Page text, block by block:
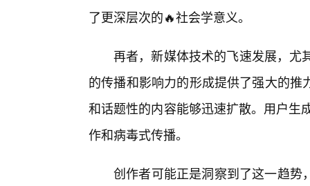
了更深层次的🔥社会学意义。
再者，新媒体技术的飞速发展，尤
的传播和影响力的形成提供了强大的
和话题性的内容能够迅速扩散。用户生
作和病毒式传播。
创作者可能正是洞察到了这一趋势